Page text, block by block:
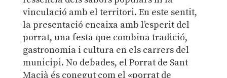
vinculació amb el territori. En este sentit,
la presentació encaixa amb l’esperit del
porrat, una festa que combina tradició,
gastronomia i cultura en els carrers del
municipi. No debades, el Porrat de Sant
Macià és conegut com el «porrat de